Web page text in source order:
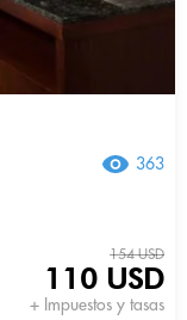
363
154 USD
110 USD
+ Impuestos y tasas